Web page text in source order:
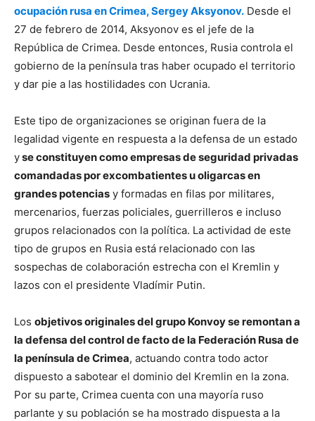
ocupación rusa en Crimea, Sergey Aksyonov. Desde el
27 de febrero de 2014, Aksyonov es el jefe de la
República de Crimea. Desde entonces, Rusia controla el
gobierno de la península tras haber ocupado el territorio
y dar pie a las hostilidades con Ucrania.
Este tipo de organizaciones se originan fuera de la
legalidad vigente en respuesta a la defensa de un estado
yse constituyen como empresas de seguridad privadas
comandadas por excombatientes u oligarcas en
grandes potencias y formadas en filas por militares,
mercenarios, fuerzas policiales, guerrilleros e incluso
grupos relacionados con la política. La actividad de este
tipo de grupos en Rusia está relacionado con las
sospechas de colaboración estrecha con el Kremlin y
lazos con el presidente Vladímir Putin.
Los objetivos originales del grupo Konvoy se remontan a
la defensa del control de facto de la Federación Rusa de
la península de Crimea, actuando contra todo actor
dispuesto a sabotear el dominio del Kremlin en la zona.
Por su parte, Crimea cuenta con una mayoría ruso
parlante y su población se ha mostrado dispuesta a la